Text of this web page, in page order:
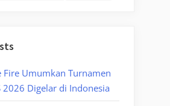
Fire Umumkan Turnamen
2026 Digelar di Indonesia